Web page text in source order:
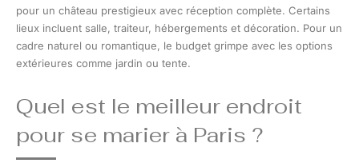
pour un château prestigieux avec réception complète. Certains
lieux incluent salle, traiteur, hébergements et décoration. Pour un
cadre naturel ou romantique, le budget grimpe avec les options
extérieures comme jardin ou tente.
Quel est le meilleur endroit
pour se marier à Paris ?